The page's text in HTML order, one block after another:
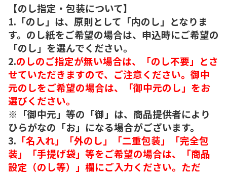
【のし指定・包装について】
1.「のし」は、原則として「内のし」となりま
す。のし紙をご希望の場合は、申込時にご希望の
「のし」を選んでください。
2.のしのご指定が無い場合は、「のし不要」とさ
せていただきますので、ご注意ください。御中
元のしをご希望の場合は、「御中元のし」をお
選びください。
※「御中元」等の「御」は、商品提供者により
ひらがなの「お」になる場合がございます。
3. 「名入れ」「外のし」「二重包装」「完全包
装」「手提げ袋」等をご希望の場合は、「商品
設定（のし等）」欄にご入力ください。ただ